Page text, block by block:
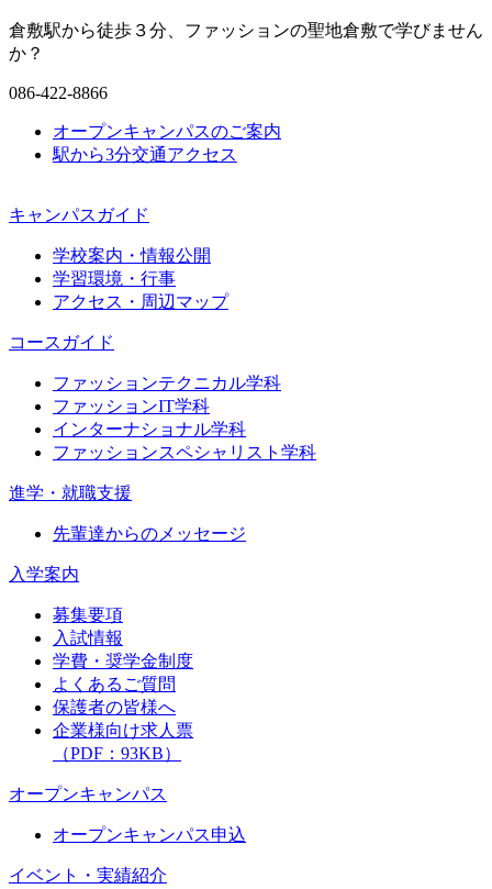
倉敷駅から徒歩３分、ファッションの聖地倉敷で学びません
か？
086-422-8866
オープンキャンパスのご案内
駅から3分交通アクセス
キャンパスガイド
学校案内・情報公開
学習環境・行事
アクセス・周辺マップ
コースガイド
ファッションテクニカル学科
ファッションIT学科
インターナショナル学科
ファッションスペシャリスト学科
進学・就職支援
先輩達からのメッセージ
入学案内
募集要項
入試情報
学費・奨学金制度
よくあるご質問
保護者の皆様へ
企業様向け求人票
（PDF：93KB）
オープンキャンパス
オープンキャンパス申込
イベント・実績紹介